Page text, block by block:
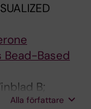
Based
B;
Alla författare